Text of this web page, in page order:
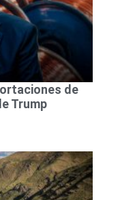
de
Trump